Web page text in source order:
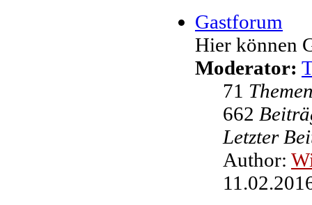
Gastforum
Hier können
Moderator:
71
662
Letzter
Author: